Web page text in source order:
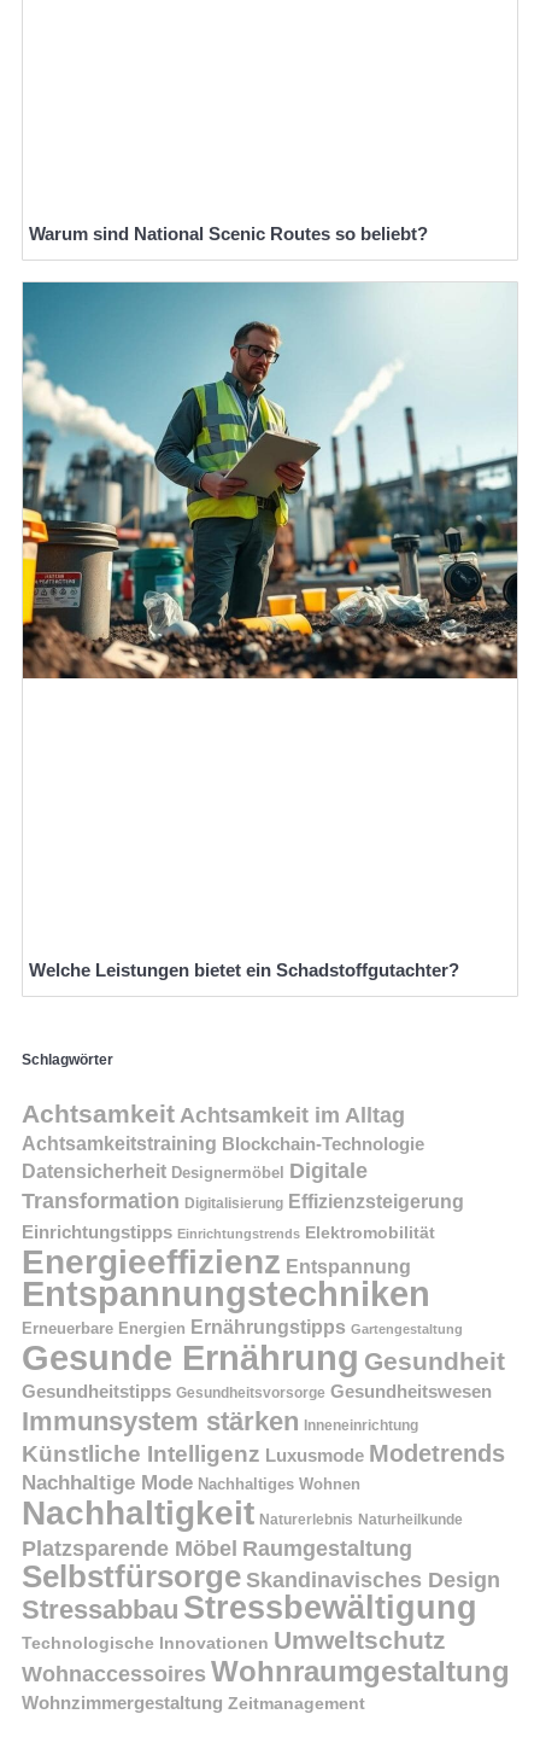
Warum sind National Scenic Routes so beliebt?
Welche Leistungen bietet ein Schadstoffgutachter?
Schlagwörter
Achtsamkeit Achtsamkeit im Alltag
Achtsamkeitstraining Blockchain-Technologie
Datensicherheit Designermöbel
Digitale
Transformation Digitalisierung Effizienzsteigerung
Einrichtungstipps Einrichtungstrends Elektromobilität
Energieeffizienz Entspannung
Entspannungstechniken
Erneuerbare Energien Ernährungstipps Gartengestaltung
Gesunde Ernährung Gesundheit
Gesundheitstipps Gesundheitsvorsorge Gesundheitswesen
Immunsystem stärken Inneneinrichtung
Künstliche Intelligenz Luxusmode Modetrends
Nachhaltige Mode Nachhaltiges Wohnen
Nachhaltigkeit Naturerlebnis Naturheilkunde
Platzsparende Möbel Raumgestaltung
Selbstfürsorge Skandinavisches Design
Stressabbau Stressbewältigung
Technologische Innovationen Umweltschutz
Wohnaccessoires Wohnraumgestaltung
Wohnzimmergestaltung Zeitmanagement